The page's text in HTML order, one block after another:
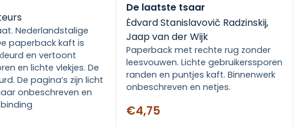
Nederlandstalige
paperback kaft is
en vertoont
en lichte vlekjes. De
De pagina’s zijn licht
onbeschreven en
De laatste tsaar
Ėdvard Stanislavovič Radzinskij,
Jaap van der Wijk
Paperback met rechte rug zonder
leesvouwen. Lichte gebruikerssporen
randen en puntjes kaft. Binnenwerk
onbeschreven en netjes.
€4,75